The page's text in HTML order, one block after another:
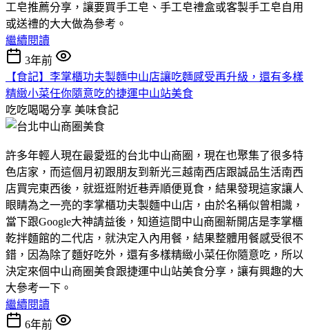
工皂推薦分享，讓要買手工皂、手工皂禮盒或客製手工皂自用
或送禮的大大做為參考。
繼續閱讀
3年前
【食記】李掌櫃功夫製麵中山店讓吃麵感受再升級，還有多樣
精緻小菜任你隨意吃的捷運中山站美食
吃吃喝喝分享 美味食記
許多年輕人現在最愛逛的台北中山商圈，現在也聚集了很多特
色店家，而這個月初跟朋友到新光三越南西店跟誠品生活南西
店買完東西後，就逛逛附近巷弄順便覓食，結果發現這家讓人
眼睛為之一亮的李掌櫃功夫製麵中山店，由於名稱似曾相識，
當下跟Google大神請益後，知道這間中山商圈新開店是李掌櫃
乾拌麵館的二代店，就決定入內用餐，結果整體用餐感受很不
錯，因為除了麵好吃外，還有多樣精緻小菜任你隨意吃，所以
決定來個中山商圈美食跟捷運中山站美食分享，讓有興趣的大
大參考一下。
繼續閱讀
6年前